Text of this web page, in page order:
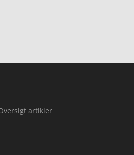
artikler